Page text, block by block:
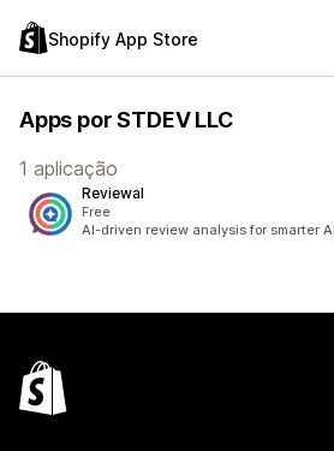
Shopify App Store
Apps por STDEV LLC
1 aplicação
Reviewal
Free
AI-driven review analysis for smarter